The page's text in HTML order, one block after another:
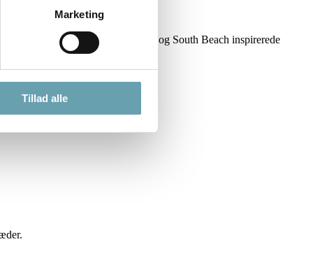
Marketing
Tillad alle
fra Miami. 60’erne, vintage og South Beach inspirerede